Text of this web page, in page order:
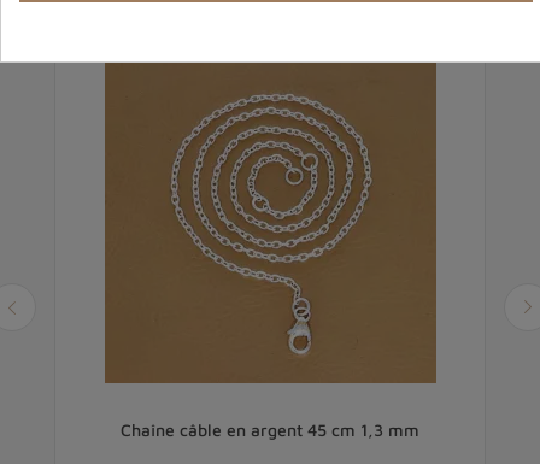
Chaîne câble en argent 45 cm 1,3 mm